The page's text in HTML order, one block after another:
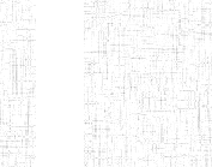
Chercher:
Effacer